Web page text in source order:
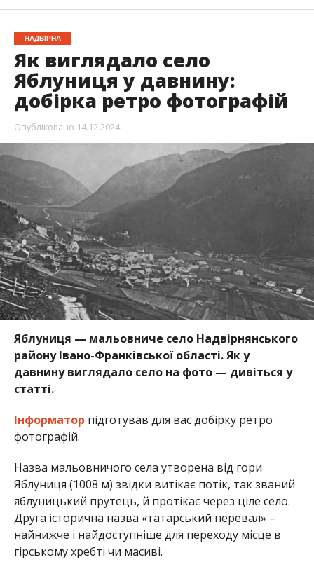
НАДВІРНА
Як виглядало село
Яблуниця у давнину:
добірка ретро фотографій
Опубліковано 14.12.2024
Яблуниця — мальовниче село Надвірнянського
району Івано-Франківської області. Як у
давнину виглядало село на фото — дивіться у
статті.
Інформатор підготував для вас добірку ретро
фотографій.
Назва мальовничого села утворена від гори
Яблуниця (1008 м) звідки витікає потік, так званий
яблуницький прутець, й протікає через ціле село.
Друга історична назва «татарський перевал» –
найнижче і найдоступніше для переходу місце в
гірському хребті чи масиві.